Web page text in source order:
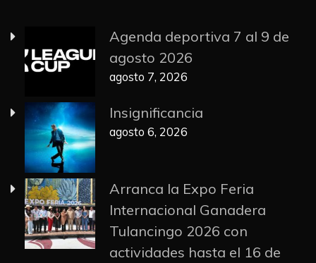
Agenda deportiva 7 al 9 de
agosto 2026
agosto 7, 2026
Insignificancia
agosto 6, 2026
Arranca la Expo Feria
Internacional Ganadera
Tulancingo 2026 con
actividades hasta el 16 de